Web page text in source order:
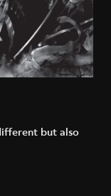
but also